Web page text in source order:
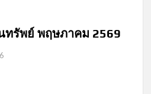
ทรัพย์ พฤษภาคม 2569